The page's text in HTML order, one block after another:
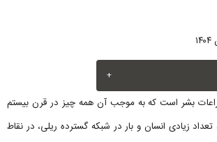
+
بشر است که به موجب آن همه چیز در قرن بیستم
زیادی انسان و بار در شبکه گسترده ریلی، در نقاط